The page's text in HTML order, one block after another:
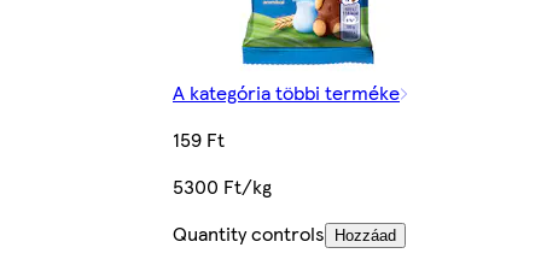
A kategória többi terméke
159 Ft
5300 Ft/kg
Quantity controls
Hozzáad